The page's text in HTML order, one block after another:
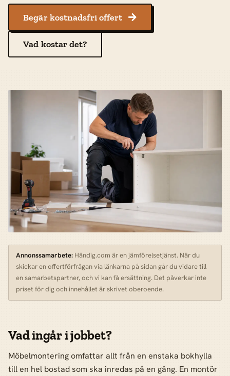
Begär kostnadsfri offert 
Vad kostar det?
Annonssamarbete: Händig.com är en jämförelsetjänst. När du
skickar en offertförfrågan via länkarna på sidan går du vidare till
en samarbetspartner, och vi kan få ersättning. Det påverkar inte
priset för dig och innehållet är skrivet oberoende.
Vad ingår i jobbet?
Möbelmontering omfattar allt från en enstaka bokhylla
till en hel bostad som ska inredas på en gång. En montör